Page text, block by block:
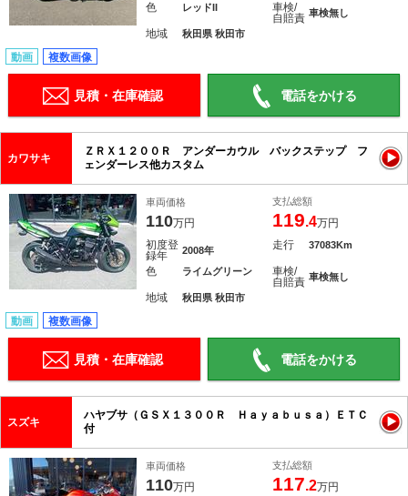
色 レッドII
車検/
自賠責 車検無し
地域 秋田県 秋田市
動画 複数画像
見積・在庫確認 電話をかける
カワサキ
ＺＲＸ１２００Ｒ アンダーカウル バックステップ フ
ェンダーレス他カスタム
車両価格
110万円
支払総額
119.4万円
初度登
録年
2008年 走行 37083Km
色 ライムグリーン
車検/
自賠責 車検無し
地域 秋田県 秋田市
動画 複数画像
見積・在庫確認 電話をかける
スズキ
ハヤブサ（ＧＳＸ１３００Ｒ Ｈａｙａｂｕｓａ）ＥＴＣ
付
車両価格
110万円
支払総額
117.2万円